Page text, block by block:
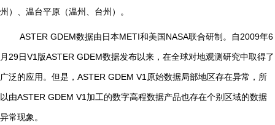
州）、温台平原（温州、台州）。
ASTER GDEM数据由日本METI和美国NASA联合研制。自2009年6
月 29日V1 版ASTER GDEM数据发布以来，在全球对地观测研究中取得了
广泛的应用。但是， ASTER GDEM V1 原始数据局部地区存在异常，所
以由ASTER GDEM V1 加工的数字高程数据产品也存在个别区域的数据
异常现象。